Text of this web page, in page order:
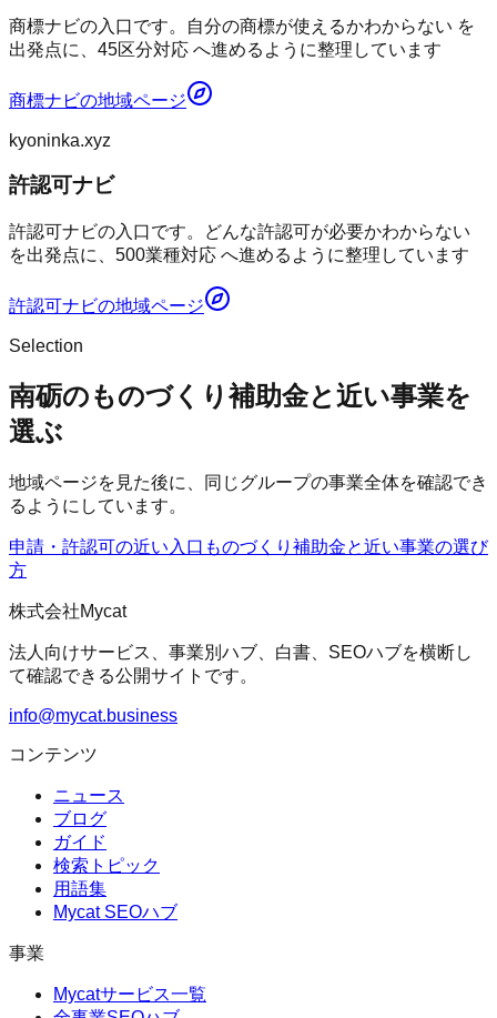
商標ナビの入口です。自分の商標が使えるかわからない を
出発点に、45区分対応 へ進めるように整理しています
商標ナビの地域ページ
kyoninka.xyz
許認可ナビ
許認可ナビの入口です。どんな許認可が必要かわからない
を出発点に、500業種対応 へ進めるように整理しています
許認可ナビの地域ページ
Selection
南砺のものづくり補助金と近い事業を
選ぶ
地域ページを見た後に、同じグループの事業全体を確認でき
るようにしています。
申請・許認可の近い入口 ものづくり補助金と近い事業の選び
方
株式会社Mycat
法人向けサービス、事業別ハブ、白書、SEOハブを横断し
て確認できる公開サイトです。
info@mycat.business
コンテンツ
ニュース
ブログ
ガイド
検索トピック
用語集
Mycat SEOハブ
事業
Mycatサービス一覧